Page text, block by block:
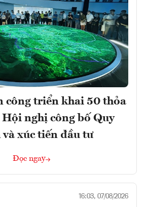
công triển khai 50 thỏa
nghị công bố Quy
và xúc tiến đầu tư
Đọc ngay
16:03, 07/08/2026